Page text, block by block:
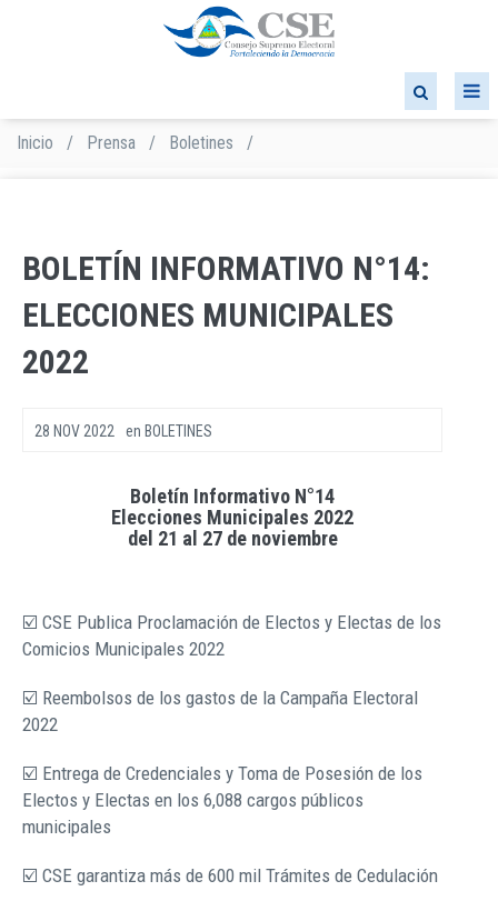
Sobrescribir
la
Inicio / Prensa / Boletines /
BOLETÍN INFORMATIVO N°14:
ELECCIONES MUNICIPALES
2022
28 NOV 2022 en BOLETINES
Boletín Informativo N°14
Elecciones Municipales 2022
del 21 al 27 de noviembre
☑️ CSE Publica Proclamación de Electos y Electas de los
Comicios Municipales 2022
☑️ Reembolsos de los gastos de la Campaña Electoral
2022
☑️ Entrega de Credenciales y Toma de Posesión de los
Electos y Electas en los 6,088 cargos públicos
municipales
☑️ CSE garantiza más de 600 mil Trámites de Cedulación